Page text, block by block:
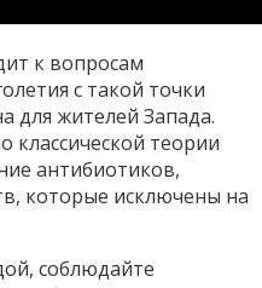
к вопросам
с такой точки
для жителей Запада.
классической теории
антибиотиков,
которые исключены на
соблюдайте